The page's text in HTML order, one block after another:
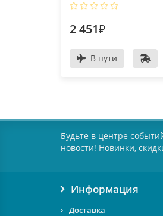
2 451₽
В пути
Будьте в центре
новости! Новинки,
Информация
Доставка